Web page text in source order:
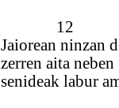
12
Jaiorean ninzan
zerren aita
senideak labur